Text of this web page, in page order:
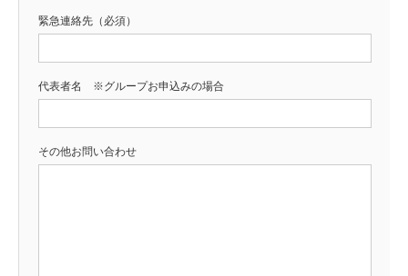
緊急連絡先（必須）
代表者名 ※グループお申込みの場合
その他お問い合わせ